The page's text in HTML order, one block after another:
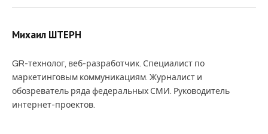
Михаил ШТЕРН
GR-технолог, веб-разработчик. Специалист по
маркетинговым коммуникациям. Журналист и
обозреватель ряда федеральных СМИ. Руководитель
интернет-проектов.